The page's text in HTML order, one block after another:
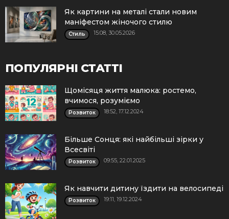
Як картини на металі стали новим
маніфестом жіночого стилю
Стиль 15:08, 30.05.2026
ПОПУЛЯРНІ СТАТТІ
Щомісяця життя малюка: ростемо,
вчимося, розуміємо
Розвиток 18:52, 17.12.2024
Більше Сонця: які найбільші зірки у
Всесвіті
Розвиток 09:55, 22.01.2025
Як навчити дитину їздити на велосипеді
Розвиток 19:11, 19.12.2024